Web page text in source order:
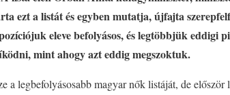
ezt a listát és egyben mutatja, újfajta
eleve befolyásos, és legtöbbjük eddigi
mint ahogy azt eddig megszoktuk.
a legbefolyásosabb magyar nők listáját, de először